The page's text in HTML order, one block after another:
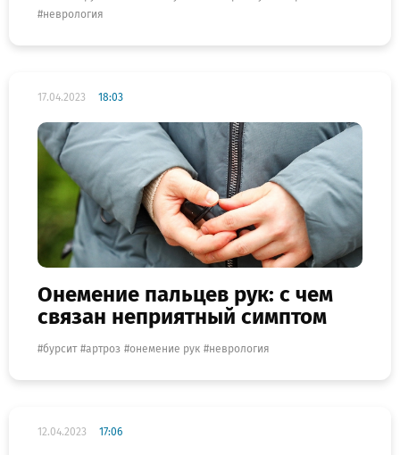
неврология
17.04.2023 18:03
Онемение пальцев рук: с чем
связан неприятный симптом
бурсит артроз онемение рук неврология
12.04.2023 17:06